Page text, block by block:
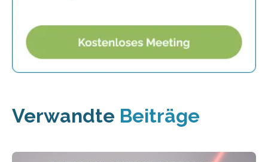
Verwandte Beiträge